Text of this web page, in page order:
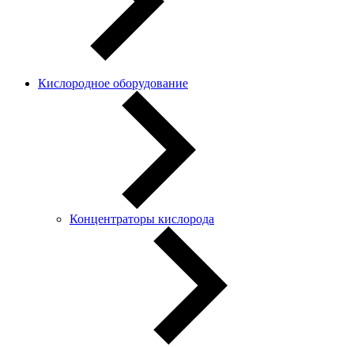
Кислородное оборудование
Концентраторы кислорода